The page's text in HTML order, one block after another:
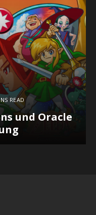
READ
und Oracle